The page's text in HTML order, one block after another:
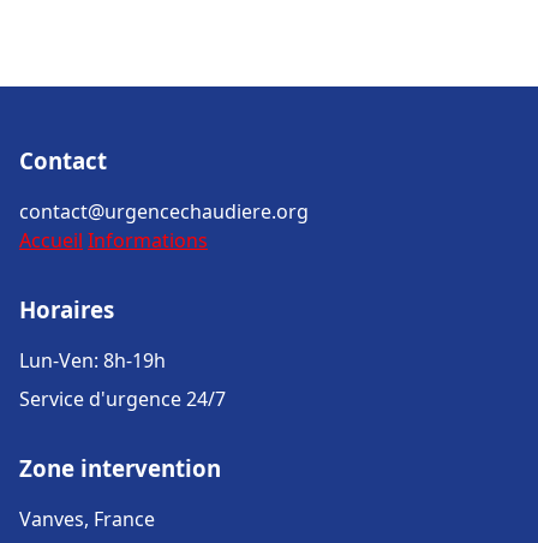
Contact
contact@urgencechaudiere.org
Accueil Informations
Horaires
Lun-Ven: 8h-19h
Service d'urgence 24/7
Zone intervention
Vanves, France